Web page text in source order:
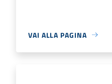
VAI ALLA PAGINA